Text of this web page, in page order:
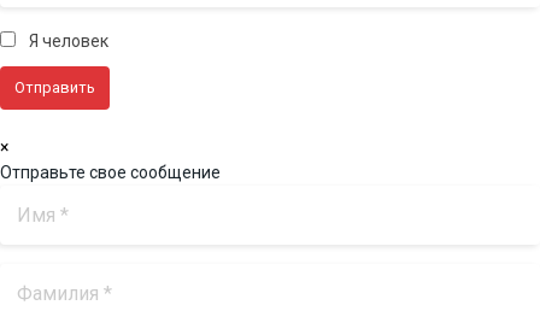
Я человек
×
Отправьте свое сообщение